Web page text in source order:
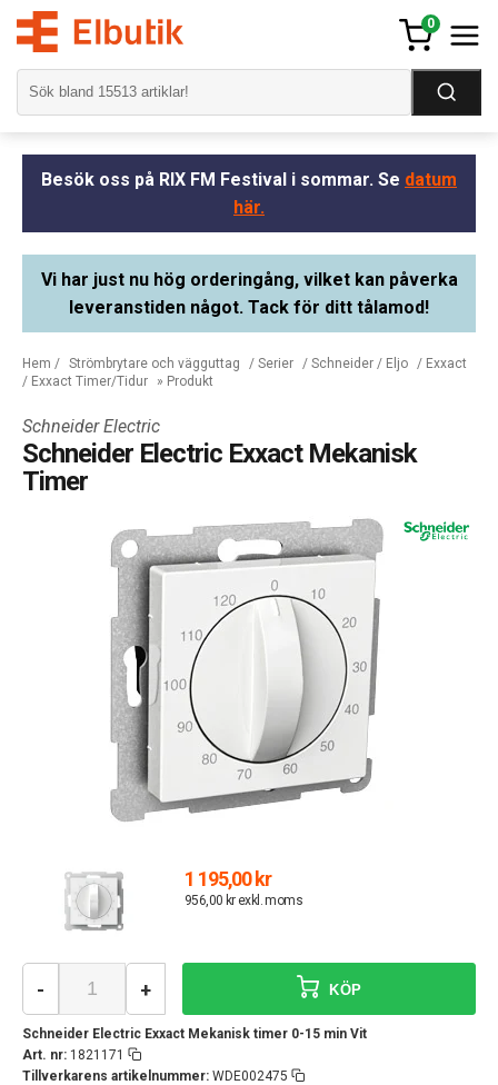
0
Besök oss på RIX FM Festival i sommar. Se datum
här.
Vi har just nu hög orderingång, vilket kan påverka
leveranstiden något. Tack för ditt tålamod!
Hem / Strömbrytare och vägguttag / Serier / Schneider / Eljo / Exxact
/ Exxact Timer/Tidur » Produkt
Schneider Electric
Schneider Electric Exxact Mekanisk
Timer
1 195,00 kr
956,00 kr exkl. moms
Schneider Electric Exxact Mekanisk timer 0-15 min Vit
Art. nr: 1821171
Tillverkarens artikelnummer: WDE002475
- + KÖP